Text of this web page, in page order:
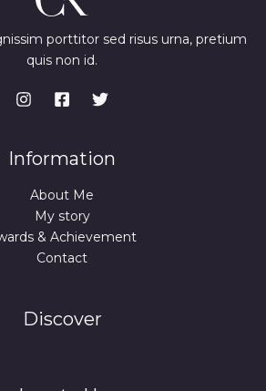
porttitor sed risus urna, pretium
quis non id.
Information
About Me
My story
& Achievement
Contact
Discover